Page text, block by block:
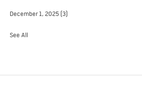
December 1, 2025 (3)
See All